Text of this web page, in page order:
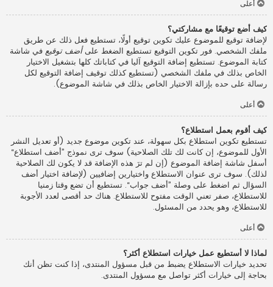
أعلى
كيف أضع توقيعًا مع مشاركتي؟
لإضافة توقيع للموضوع عليك تكوين توقيع أولًا، تستطيع فعل ذلك عن طريق
ملفك الشخصي. فور تكوين التوقيع تستطيع الضغط علىأضف توقيع في شاشة
كتابة الموضوع. تستطيع إضافة التوقيع آليا في كتاباتك كلها بتشغيل الاختيار
الخاص بذلك في ملفك الشخصي (تستطيع كذلك توقيف إضافة التوقيع لكل
رسالة على حده بإزالة الاختيار الخاص بذلك في شاشة الموضوع).
أعلى
كيف أقوم بعمل استطلاع؟
تستطيع تكوين استطلاع بكل سهولة، عند تكوين موضوع جديد (أو تعديل النشر
الأول للموضوع، إن كانت لك تلك الصلاحية) سوف ترى نموذج ”أضف استطلاع“
أسفل شاشة إضافة الموضوع (إن لم ترَ هذه الإضافة قد لا يكون لك الصلاحية
لذلك). سوف ترى عنوان الاستطلاع واختيارين إضافيين (لإضافة اختيار أضف
السؤال ثم اضغط على وصلة ”أضف جواب“. تستطيع أن تضع وقتا زمنيا
للاستطلاع، صفر تعني الوقت مفتوح للاستطلاع. هناك حد أقصى لعدد الأجوبة
للاستطلاع، وهو يحدد من المسئول.
أعلى
لماذا لا أستطيع عمل خيارات استطلاع أكثر؟
تحديد خيارات الاستطلاع يضبط من قبل مسؤول المنتدى، إذا كنت تظن أنك
بحاجة إلى خيارات أكثر تواصل مع مسؤول المنتدى.